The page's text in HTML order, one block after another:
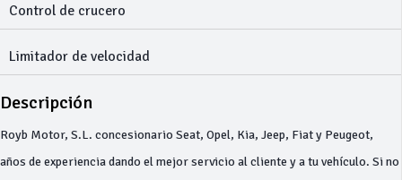
Control de crucero
Limitador de velocidad
Descripción
Royb Motor, S.L. concesionario Seat, Opel, Kia, Jeep, Fiat y Peugeot,
años de experiencia dando el mejor servicio al cliente y a tu vehículo. Si no